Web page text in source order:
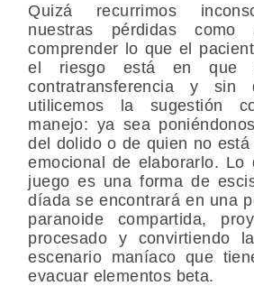
Quizá recurrimos
nuestras pérdidas
comprender lo que el
el riesgo está en que
contratransferencia y sin
utilicemos la sugestión
manejo: ya sea
del dolido o de quien no
emocional de elaborarlo. Lo
juego es una forma de
díada se encontrará en una
paranoide compartida,
procesado y convirtiendo
escenario maníaco que
evacuar elementos beta.